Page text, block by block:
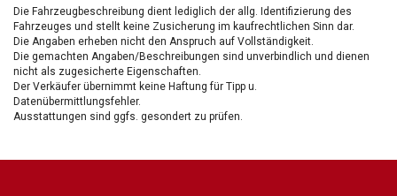
Die Fahrzeugbeschreibung dient lediglich der allg. Identifizierung des
Fahrzeuges und stellt keine Zusicherung im kaufrechtlichen Sinn dar.
Die Angaben erheben nicht den Anspruch auf Vollständigkeit.
Die gemachten Angaben/Beschreibungen sind unverbindlich und dienen
nicht als zugesicherte Eigenschaften.
Der Verkäufer übernimmt keine Haftung für Tipp u.
Datenübermittlungsfehler.
Ausstattungen sind ggfs. gesondert zu prüfen.